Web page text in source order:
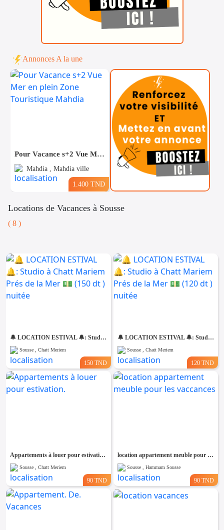
Annonces A la une
Pour Vacance s+2 Vue Mer en plein Zone Touristique Mahdia
Mahdia , Mahdia ville
1.400 TND
Locations de Vacances à Sousse
( 8 )
🔔 LOCATION ESTIVAL 🔔: Studio à Chatt Mariem Prés de la Mer 💵 (150 dt ) nuitée
Sousse , Chatt Meriem
150 TND
🔔 LOCATION ESTIVAL 🔔: Studio à Chatt Mariem Prés de la Mer 💵 (120 dt ) nuitée
Sousse , Chatt Meriem
120 TND
Appartements à louer pour estivation.
Sousse , Chatt Meriem
90 TND
location appartement meuble pour les vaccances
Sousse , Hammam Sousse
90 TND